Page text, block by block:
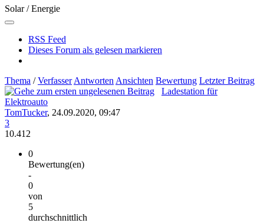
Solar / Energie
RSS Feed
Dieses Forum als gelesen markieren
Thema /Verfasser Antworten Ansichten Bewertung Letzter Beitrag
Ladestation für
Elektroauto
TomTucker, 24.09.2020, 09:47
3
10.412
0
Bewertung(en)
-
0
von
5
durchschnittlich